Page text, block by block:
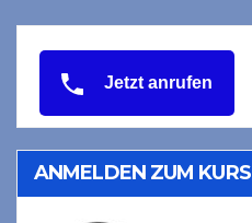
Jetzt anrufen
ANMELDEN ZUM KURS